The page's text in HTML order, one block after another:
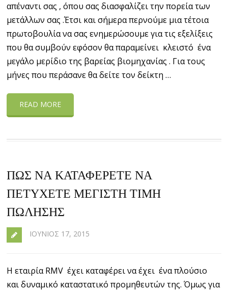
απέναντι σας , όπου σας διασφαλίζει την πορεία των
μετάλλων σας .Έτσι και σήμερα περνούμε μια τέτοια
πρωτοβουλία να σας ενημερώσουμε για τις εξελίξεις
που θα συμβούν εφόσον θα παραμείνει κλειστό ένα
μεγάλο μερίδιο της βαρείας βιομηχανίας . Για τους
μήνες που περάσανε θα δείτε τον δείκτη …
READ MORE
ΠΩΣ ΝΑ ΚΑΤΑΦΕΡΕΤΕ ΝΑ
ΠΕΤΥΧΕΤΕ ΜΕΓΙΣΤΗ ΤΙΜΗ
ΠΩΛΗΣΗΣ
ΙΟΎΝΙΟΣ 17, 2015
Η εταιρία RMV έχει καταφέρει να έχει ένα πλούσιο
και δυναμικό καταστατικό προμηθευτών της. Όμως για